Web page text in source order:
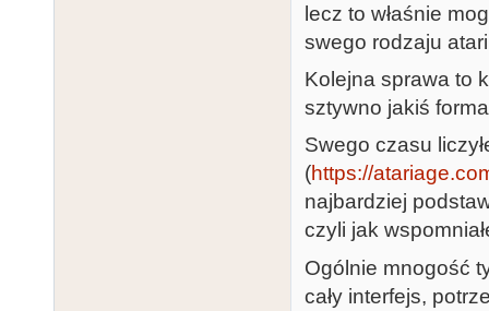
lecz to właśnie
swego rodzaju
Kolejna sprawa to
sztywno jakiś
Swego czasu
(https://
najbardziej
czyli jak
Ogólnie mnogość
cały interfejs,